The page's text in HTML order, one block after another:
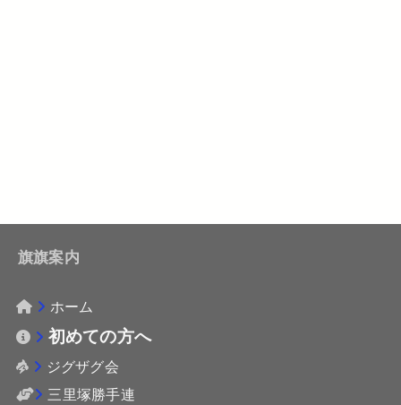
旗旗案内
ホーム
初めての方へ
ジグザグ会
三里塚勝手連